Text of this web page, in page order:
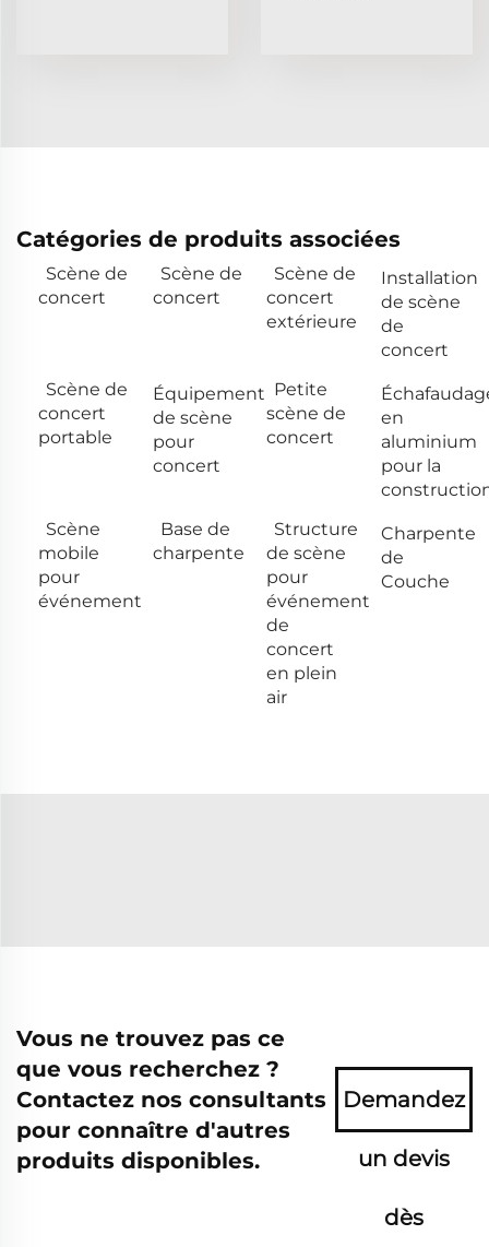
Catégories de produits associées
Scène de
concert
Scène de
concert
Scène de
concert
extérieure
Installation
de scène
de
concert
Scène de
concert
portable
Équipement
de scène
pour
concert
Petite
scène de
concert
en
aluminium
pour la
Scène
mobile
pour
événement
Base de
charpente
Structure
de scène
pour
événement
de
concert
en plein
air
Charpente
de
Couche
Vous ne trouvez pas ce
que vous recherchez ?
Contactez nos consultants
pour connaître d'autres
produits disponibles.
Demandez
un devis
dès